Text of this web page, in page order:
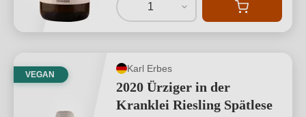
1
VEGAN
Karl Erbes
2020 Ürziger in der
Kranklei Riesling Spätlese